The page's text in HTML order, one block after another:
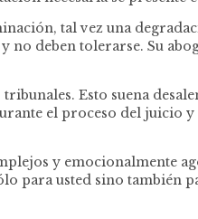
tal vez una
no deben tolerarse. Su
Esto suena
el proceso del juicio y
y emocionalmente
para usted sino